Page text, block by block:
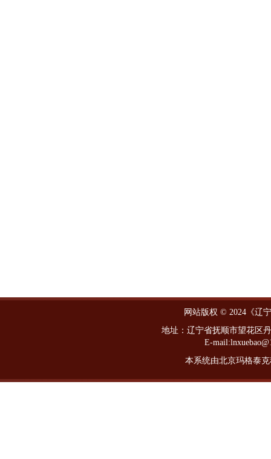
网站版权 © 2024《辽
地址：辽宁省抚顺市望花区
E-
本系统由北京玛格泰